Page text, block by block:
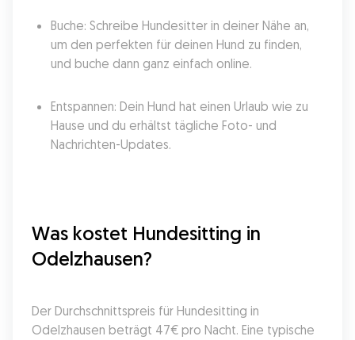
Buche: Schreibe Hundesitter in deiner Nähe an,
um den perfekten für deinen Hund zu finden,
und buche dann ganz einfach online.
Entspannen: Dein Hund hat einen Urlaub wie zu
Hause und du erhältst tägliche Foto- und
Nachrichten-Updates.
Was kostet Hundesitting in
Odelzhausen?
Der Durchschnittspreis für Hundesitting in
Odelzhausen beträgt 47€ pro Nacht. Eine typische